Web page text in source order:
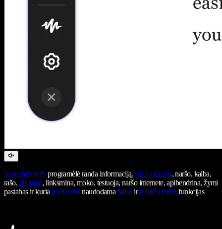
Speechify iOS programėlė randa informaciją,skaito garsiai, naršo, kalba,
rašo, diktuoja, linksmina, moko, testuoja, naršo internete, apibendrina, žymi
pastabas ir kuriapodkastusnaudodamabalsoirteksto į kalbąfunkcijas